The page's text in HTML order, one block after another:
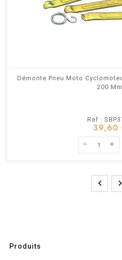
Démonte Pneu Moto
200 Mm
Ref :
39,60
 
Produits